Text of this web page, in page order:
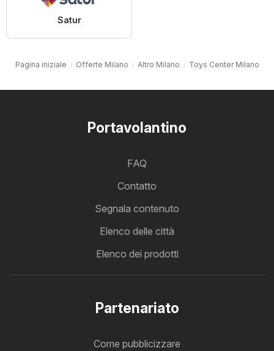
Satur
Pagina iniziale Offerte Milano Altro Milano Toys Center Milano
Portavolantino
FAQ
Contatto
Segnala contenuto
Elenco delle città
Elenco dei prodotti
Partenariato
Come pubblicizzare